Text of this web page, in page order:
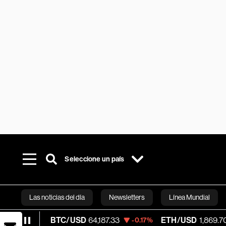
Seleccione un país
Las noticias del día Newsletters Línea Mundial
Bloomberg
BTC/USD 64,187.33 -0.17% ETH/USD 1,869.703 -